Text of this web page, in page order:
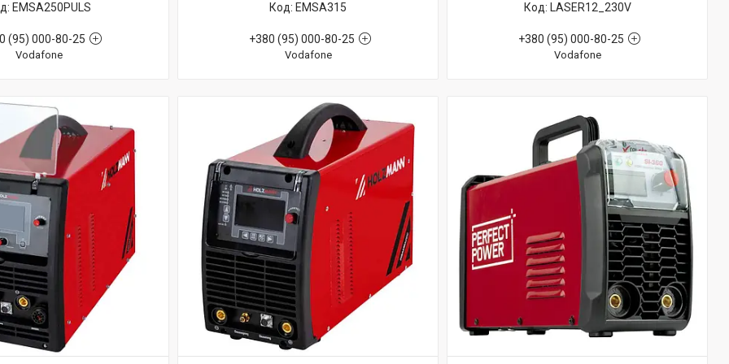
EMSA250PULS
(95) 000-80-25
Vodafone
EMSA315
+380 (95) 000-80-25
Vodafone
LASER12_230V
+380 (95) 000-80-25
Vodafone